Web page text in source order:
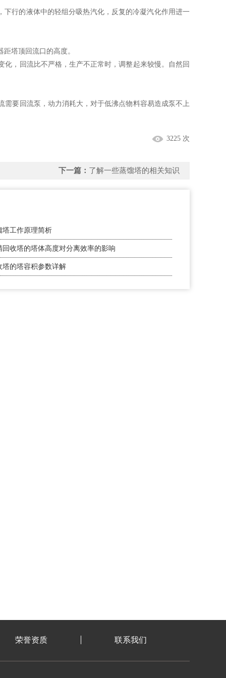
行的液体中的轻组分吸热汽化，反复的冷凝汽化作用进一
塔顶回流口的高度。
，回流比不严格，生产不正常时，调整起来较慢。自然回
要回流泵，动力消耗大，对于低沸点物料容易造成泵不上
3225 次
下一篇： 了解一些蒸馏塔的相关知识
塔工作原理简析
回收塔的塔体高度对分离效率的影响
塔的塔容积参数详解
荣誉资质 联系我们